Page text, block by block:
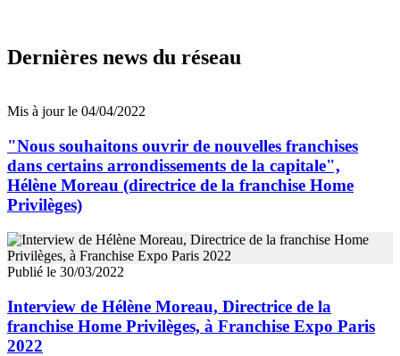
Dernières news du réseau
Mis à jour le 04/04/2022
"Nous souhaitons ouvrir de nouvelles franchises
dans certains arrondissements de la capitale",
Hélène Moreau (directrice de la franchise Home
Privilèges)
Publié le 30/03/2022
Interview de Hélène Moreau, Directrice de la
franchise Home Privilèges, à Franchise Expo Paris
2022